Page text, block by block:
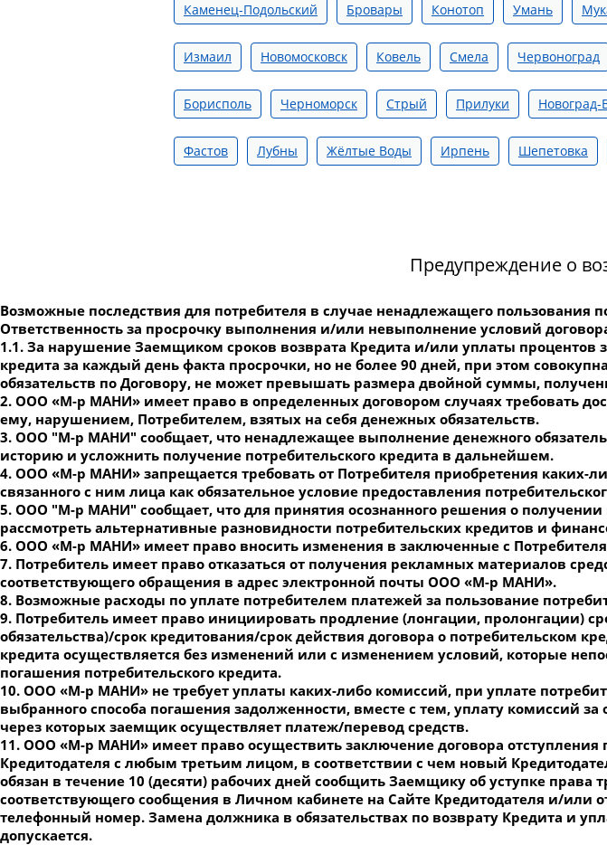
Каменец-Подольский Бровары Конотоп Умань
Измаил Новомосковск Ковель Смела Червоноград
Борисполь Черноморск Стрый Прилуки
Фастов Лубны Жёлтые Воды Ирпень Шепетовка
Предупреждение о
Возможные последствия для потребителя в случае ненадлежащего пользования
Ответственность за просрочку выполнения и/или невыполнение условий
1.1. За нарушение Заемщиком сроков возврата Кредита и/или уплаты процентов
кредита за каждый день факта просрочки, но не более 90 дней, при этом
обязательств по Договору, не может превышать размера двойной суммы,
2. ООО «М-р МАНИ» имеет право в определенных договором случаях требовать
ему, нарушением, Потребителем, взятых на себя денежных обязательств.
3. ООО "М-р МАНИ" сообщает, что ненадлежащее выполнение денежного
историю и усложнить получение потребительского кредита в дальнейшем.
4. ООО «М-р МАНИ» запрещается требовать от Потребителя приобретения каких-
связанного с ним лица как обязательное условие предоставления
5. ООО "М-р МАНИ" сообщает, что для принятия осознанного решения о
рассмотреть альтернативные разновидности потребительских кредитов и
6. ООО «М-р МАНИ» имеет право вносить изменения в заключенные с
7. Потребитель имеет право отказаться от получения рекламных материалов
соответствующего обращения в адрес электронной почты ООО «М-р МАНИ».
8. Возможные расходы по уплате потребителем платежей за пользование
9. Потребитель имеет право инициировать продление (лонгации, пролонгации)
обязательства)/срок кредитования/срок действия договора о потребительском
кредита осуществляется без изменений или с изменением условий, которые
погашения потребительского кредита.
10. ООО «М-р МАНИ» не требует уплаты каких-либо комиссий, при уплате
выбранного способа погашения задолженности, вместе с тем, уплату комиссий
через которых заемщик осуществляет платеж/перевод средств.
11. ООО «М-р МАНИ» имеет право осуществить заключение договора отступления
Кредитодателя с любым третьим лицом, в соответствии с чем новый
обязан в течение 10 (десяти) рабочих дней сообщить Заемщику об уступке
соответствующего сообщения в Личном кабинете на Сайте Кредитодателя и/или
телефонный номер. Замена должника в обязательствах по возврату Кредита и
допускается.